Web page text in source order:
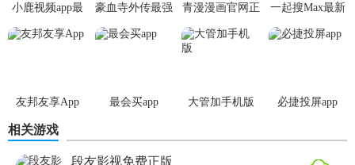
小鹿视频app最
新版
豪血寺外传最强
传说无限血版
青漫漫画官网正
版
一起搜Max最新
版
友邦友享App 最会买app 大管加手机版 必捷投屏app
相关游戏
段友影视免费正版